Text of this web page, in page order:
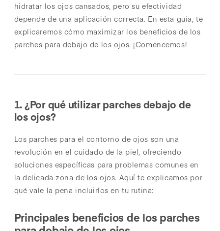
hidratar los ojos cansados, pero su efectividad
depende de una aplicación correcta. En esta guía, te
explicaremos cómo maximizar los beneficios de los
parches para debajo de los ojos. ¡Comencemos!
1. ¿Por qué utilizar parches debajo de
los ojos?
Los parches para el contorno de ojos son una
revolución en el cuidado de la piel, ofreciendo
soluciones específicas para problemas comunes en
la delicada zona de los ojos. Aquí te explicamos por
qué vale la pena incluirlos en tu rutina:
Principales beneficios de los parches